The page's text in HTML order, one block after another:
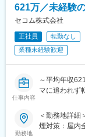
621万／未経験
セコム株式会社
正社員 転勤なし
業種未経験歓迎
仕事内容
～平均年収
マに追われず
■業務概要
勤務地
＜勤務地詳細
煙対策：屋内